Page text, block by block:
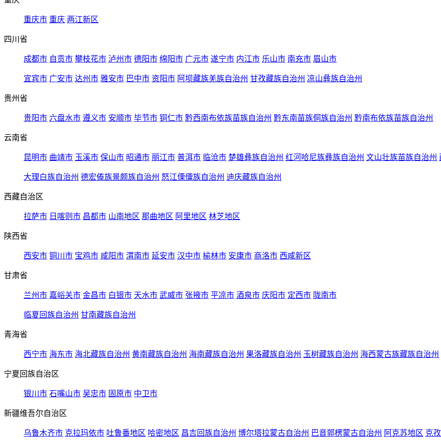
重庆市 重庆 两江新区
四川省
成都市 自贡市 攀枝花市 泸州市 德阳市 绵阳市 广元市 遂宁市 内江市 乐山市 南充市 眉山市
宜宾市 广安市 达州市 雅安市 巴中市 资阳市 阿坝藏族羌族自治州 甘孜藏族自治州 凉山彝族自治州
贵州省
贵阳市 六盘水市 遵义市 安顺市 毕节市 铜仁市 黔西南布依族苗族自治州 黔东南苗族侗族自治州 黔南布依族苗族自治州
云南省
昆明市 曲靖市 玉溪市 保山市 昭通市 丽江市 普洱市 临沧市 楚雄彝族自治州 红河哈尼族彝族自治州 文山壮族苗族自治州
大理白族自治州 德宏傣族景颇族自治州 怒江傈僳族自治州 迪庆藏族自治州
西藏自治区
拉萨市 日喀则市 昌都市 山南地区 那曲地区 阿里地区 林芝地区
陕西省
西安市 铜川市 宝鸡市 咸阳市 渭南市 延安市 汉中市 榆林市 安康市 商洛市 西咸新区
甘肃省
兰州市 嘉峪关市 金昌市 白银市 天水市 武威市 张掖市 平凉市 酒泉市 庆阳市 定西市 陇南市
临夏回族自治州 甘南藏族自治州
青海省
西宁市 海东市 海北藏族自治州 黄南藏族自治州 海南藏族自治州 果洛藏族自治州 玉树藏族自治州 海西蒙古族藏族自治州
宁夏回族自治区
银川市 石嘴山市 吴忠市 固原市 中卫市
新疆维吾尔自治区
乌鲁木齐市 克拉玛依市 吐鲁番地区 哈密地区 昌吉回族自治州 博尔塔拉蒙古自治州 巴音郭楞蒙古自治州 阿克苏地区 克